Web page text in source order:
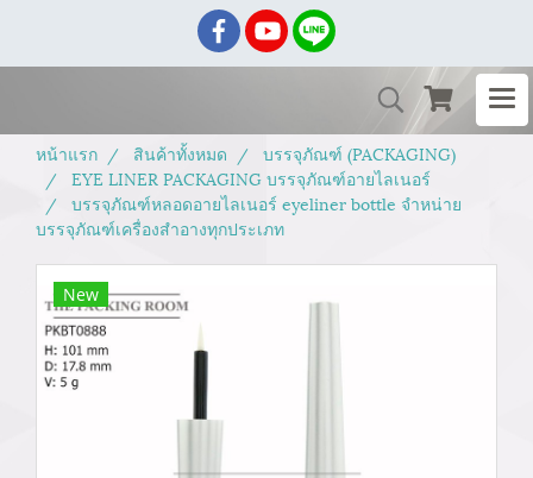
หน้าแรก สินค้าทั้งหมด
บรรจุภัณฑ์ (PACKAGING)
EYE LINER PACKAGING บรรจุภัณฑ์อายไลเนอร์
บรรจุภัณฑ์หลอดอายไลเนอร์ eyeliner bottle จำหน่าย
บรรจุภัณฑ์เครื่องสำอางทุกประเภท
New